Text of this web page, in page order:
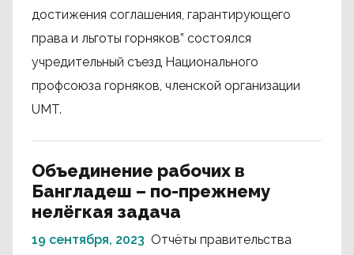
достижения соглашения, гарантирующего
права и льготы горняков” состоялся
учредительный съезд Национального
профсоюза горняков, членской организации
UMT.
Объединение рабочих в
Бангладеш – по-прежнему
нелёгкая задача
19 сентября, 2023 Отчёты правительства